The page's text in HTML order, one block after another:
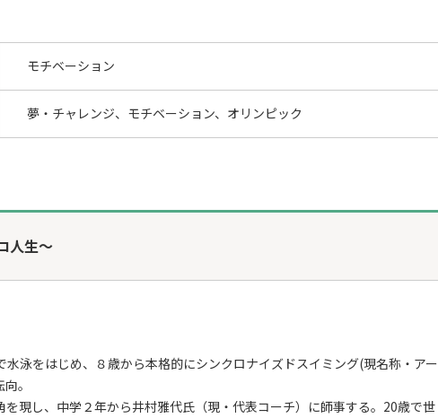
モチベーション
夢・チャレンジ、モチベーション、オリンピック
人生～
泳をはじめ、８歳から本格的にシンクロナイズドスイミング(現名称・アー
。
を現し、中学２年から井村雅代氏（現・代表コーチ）に師事する。20歳で世